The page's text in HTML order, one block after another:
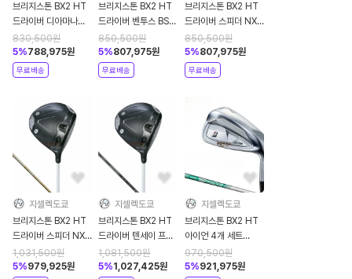
브리지스톤 BX2 HT
드라이버 디아마나
BS50 2 2025년
830,500원
5%788,975원
무료배송
브리지스톤 BX2 HT
드라이버 벤투스 BS6
2 2025년
850,500원
5%807,975원
무료배송
브리지스톤 BX2 HT
드라이버 스피더 NX
BS50w 2025년
850,500원
5%807,975원
무료배송
지셀렉도쿄
브리지스톤 BX2 HT
드라이버 스피더 NX
골드 50 2025년
1,031,500원
5%979,925원
지셀렉도쿄
브리지스톤 BX2 HT
드라이버 텐세이 프로
블랙 1K 코어 50
2025년
1,081,500원
5%1,027,425원
지셀렉도쿄
브리지스톤 BX2 HT
아이언 4개 세트
NSPRO 750GH
neo 2025년
970,500원
5%921,975원